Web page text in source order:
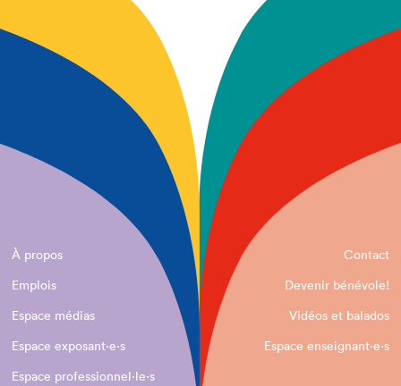
À propos
Contact
Emplois
Devenir bénévole!
Espace médias
Vidéos et balados
Espace exposant·e⋅s
Espace enseignant·e⋅s
Espace professionnel·le⋅s